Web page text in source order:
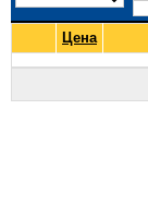
Цена